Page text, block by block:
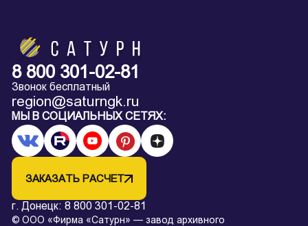
8 800 301-02-81
Звонок бесплатный
region@saturngk.ru
МЫ В СОЦИАЛЬНЫХ СЕТЯХ:
ЗАКАЗАТЬ РАСЧЕТ
г. Донецк: 8 800 301-02-81
© ООО «Фирма «Сатурн» — завод архивного